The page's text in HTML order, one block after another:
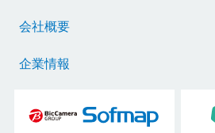
会社概要
企業情報